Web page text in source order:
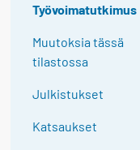
Työvoimatutkimus
Muutoksia tässä
tilastossa
Julkistukset
Katsaukset